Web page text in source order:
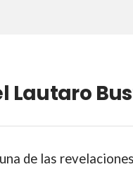
Lautaro
de las